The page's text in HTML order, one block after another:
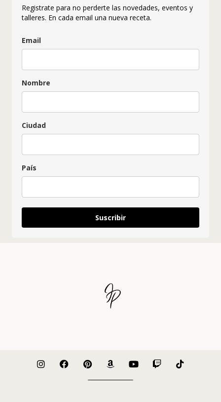
Registrate para no perderte las novedades, eventos y
talleres. En cada email una nueva receta.
Email
Nombre
Ciudad
País
Suscribir